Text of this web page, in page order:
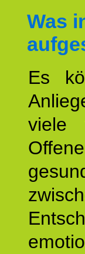
Was
Es
viele